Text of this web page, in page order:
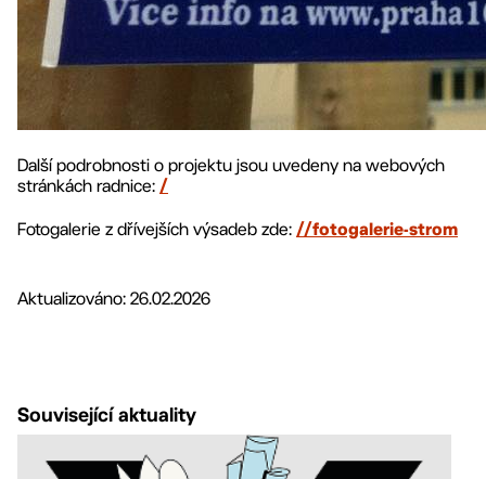
Další podrobnosti o projektu jsou uvedeny na webových
stránkách radnice: /
Fotogalerie z dřívejších výsadeb zde: //fotogalerie-strom
Aktualizováno: 26.02.2026
Související aktuality